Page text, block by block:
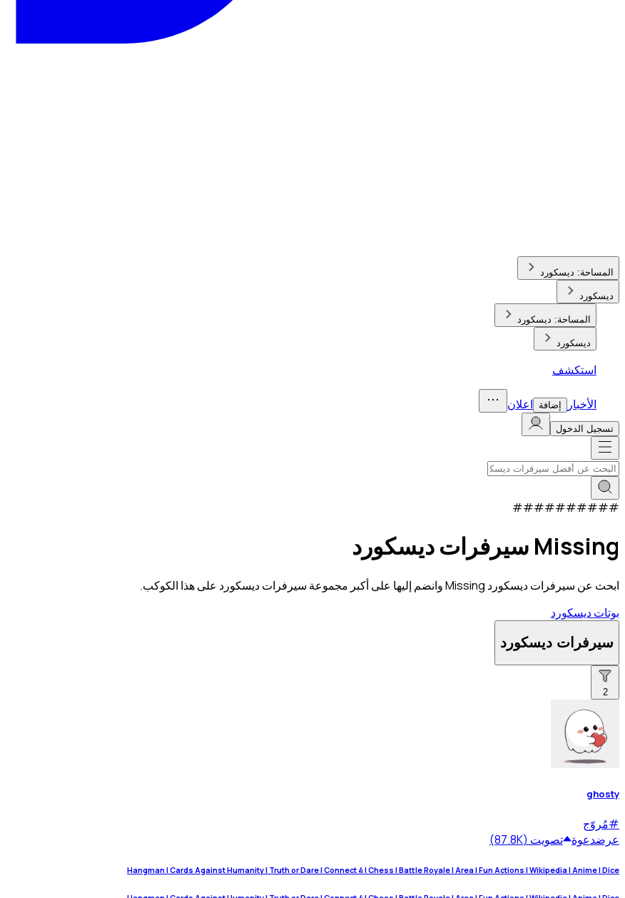
المساحة: ديسكورد
ديسكورد
المساحة: ديسكورد
ديسكورد
استكشف
الأخبار إضافة اعلان
تسجيل الدخول
#
#
#
#
#
#
#
#
#
#
Missing سيرفرات ديسكورد
ابحث عن سيرفرات ديسكورد Missing وانضم إليها على أكبر مجموعة سيرفرات ديسكورد على هذا الكوكب.
بوتات ديسكورد
سيرفرات ديسكورد
2
ghosty
#مُروّج
عرضدعوة تصويت (87.8K)
Hangman | Cards Against Humanity | Truth or Dare | Connect 4 | Chess | Battle Royale | Area | Fun Actions | Wikipedia | Anime | Dice